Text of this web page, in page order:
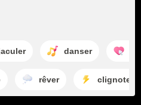
danser
rêver clignoter